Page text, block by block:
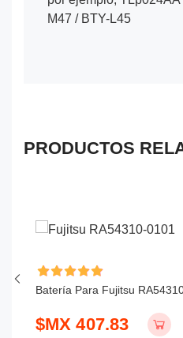
M47 / BTY-L45
PRODUCTOS
Batería Para Fujitsu
$MX 407.83